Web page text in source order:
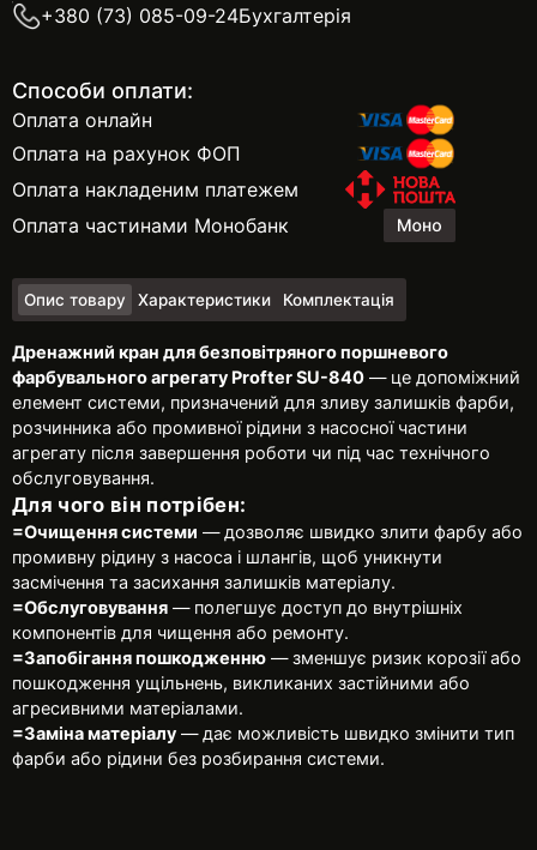
+380 (73) 085-09-24Бухгалтерія
Способи оплати:
Оплата онлайн
Оплата на рахунок ФОП
Оплата накладеним платежем
Оплата частинами Монобанк
Опис товару Характеристики Комплектація
Дренажний кран для безповітряного поршневого
фарбувального агрегату Profter SU-840 — це допоміжний
елемент системи, призначений для зливу залишків фарби,
розчинника або промивної рідини з насосної частини
агрегату після завершення роботи чи під час технічного
обслуговування.
Для чого він потрібен:
=Очищення системи — дозволяє швидко злити фарбу або
промивну рідину з насоса і шлангів, щоб уникнути
засмічення та засихання залишків матеріалу.
=Обслуговування — полегшує доступ до внутрішніх
компонентів для чищення або ремонту.
=Запобігання пошкодженню — зменшує ризик корозії або
пошкодження ущільнень, викликаних застійними або
агресивними матеріалами.
=Заміна матеріалу — дає можливість швидко змінити тип
фарби або рідини без розбирання системи.